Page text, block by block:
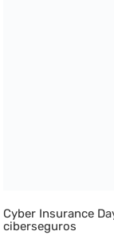
Cyber Insurance
ciberseguros